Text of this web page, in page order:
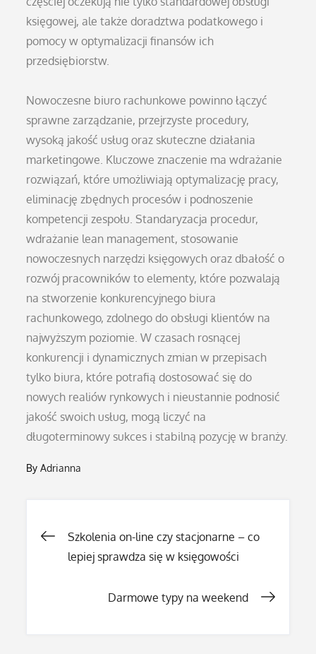
księgowej, ale także doradztwa podatkowego i
pomocy w optymalizacji finansów ich
przedsiębiorstw.
Nowoczesne biuro rachunkowe powinno łączyć
sprawne zarządzanie, przejrzyste procedury,
wysoką jakość usług oraz skuteczne działania
marketingowe. Kluczowe znaczenie ma wdrażanie
rozwiązań, które umożliwiają optymalizację pracy,
eliminację zbędnych procesów i podnoszenie
kompetencji zespołu. Standaryzacja procedur,
wdrażanie lean management, stosowanie
nowoczesnych narzędzi księgowych oraz dbałość o
rozwój pracowników to elementy, które pozwalają
na stworzenie konkurencyjnego biura
rachunkowego, zdolnego do obsługi klientów na
najwyższym poziomie. W czasach rosnącej
konkurencji i dynamicznych zmian w przepisach
tylko biura, które potrafią dostosować się do
nowych realiów rynkowych i nieustannie podnosić
jakość swoich usług, mogą liczyć na
długoterminowy sukces i stabilną pozycję w branży.
ByAdrianna
Nawigacja
Szkolenia on-line czy stacjonarne – co
lepiej sprawdza się w księgowości
Darmowe typy na weekend